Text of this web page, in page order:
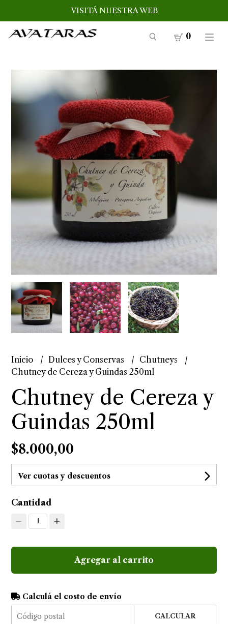
VISITÁ NUESTRA WEB
0
Inicio Dulces y Conservas
Chutneys
Chutney de Cereza y Guindas 250ml
Chutney de Cereza y
Guindas 250ml
$8.000,00
Ver cuotas y descuentos
Cantidad
1
Agregar al carrito
Calculá el costo de envío
CALCULAR